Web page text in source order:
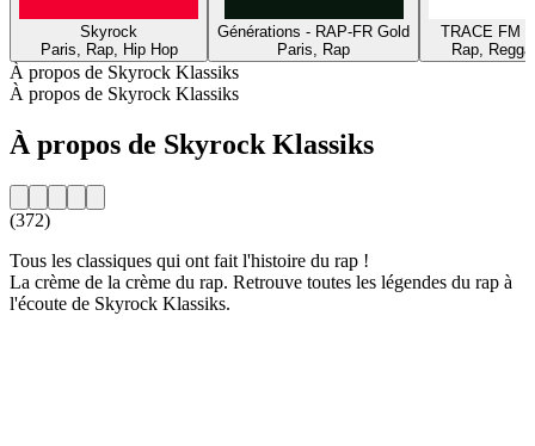
Skyrock
Paris, Rap, Hip Hop
Générations - RAP-FR Gold
Paris, Rap
TRACE FM
Rap,
À propos de Skyrock Klassiks
À propos de Skyrock Klassiks
À propos de Skyrock Klassiks
(372)
Tous les classiques qui ont fait l'histoire du rap !
La crème de la crème du rap. Retrouve toutes les légendes du rap à
l'écoute de Skyrock Klassiks.